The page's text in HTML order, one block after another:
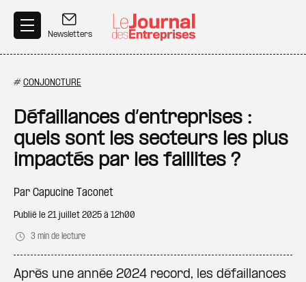
Newsletters
# CONJONCTURE
Défaillances d’entreprises :
quels sont les secteurs les plus
impactés par les faillites ?
Par Capucine Taconet
Publié le 21 juillet 2025 à 12h00
3 min de lecture
Après une année 2024 record, les défaillances